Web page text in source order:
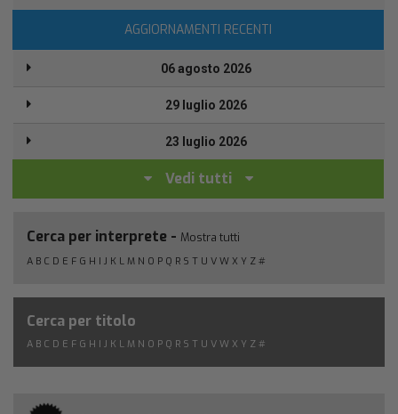
AGGIORNAMENTI RECENTI
06 agosto 2026
29 luglio 2026
23 luglio 2026
Vedi tutti
Cerca per interprete - Mostra tutti
A B C D E F G H I J K L M N O P Q R S T U V W X Y Z #
Cerca per titolo
A B C D E F G H I J K L M N O P Q R S T U V W X Y Z #